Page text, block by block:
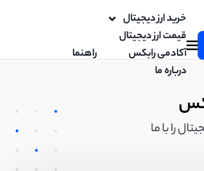
خرید ارز دیجیتال
قیمت ارز دیجیتال
آکادمی رابکس
راهنما
درباره ما
را با ما